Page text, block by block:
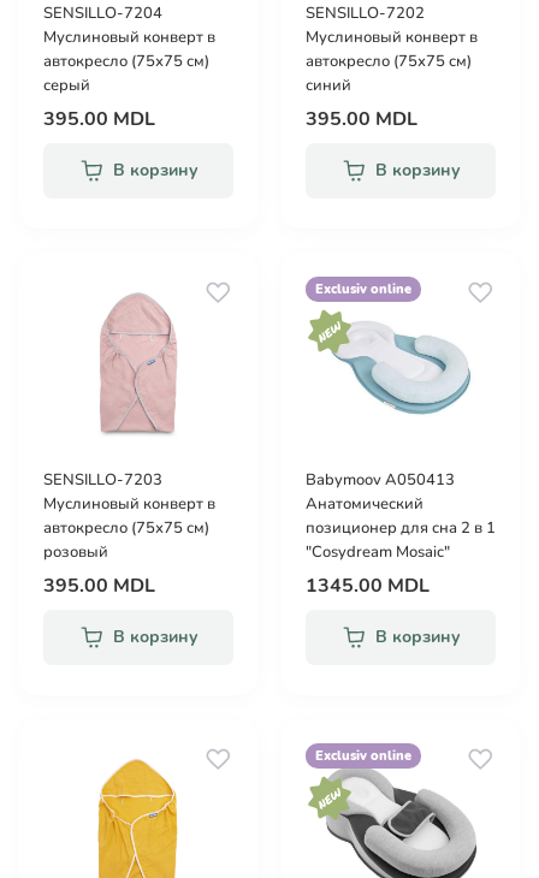
SENSILLO-7204
Муслиновый конверт в
автокресло (75х75 см)
серый
395.00 MDL
В корзину
SENSILLO-7202
Муслиновый конверт в
автокресло (75х75 см)
синий
395.00 MDL
В корзину
SENSILLO-7203
Муслиновый конверт в
автокресло (75х75 см)
розовый
395.00 MDL
В корзину
Exclusiv online
Babymoov A050413
Анатомический
позиционер для сна 2 в 1
"Cosydream Mosaic"
1345.00 MDL
В корзину
Exclusiv online